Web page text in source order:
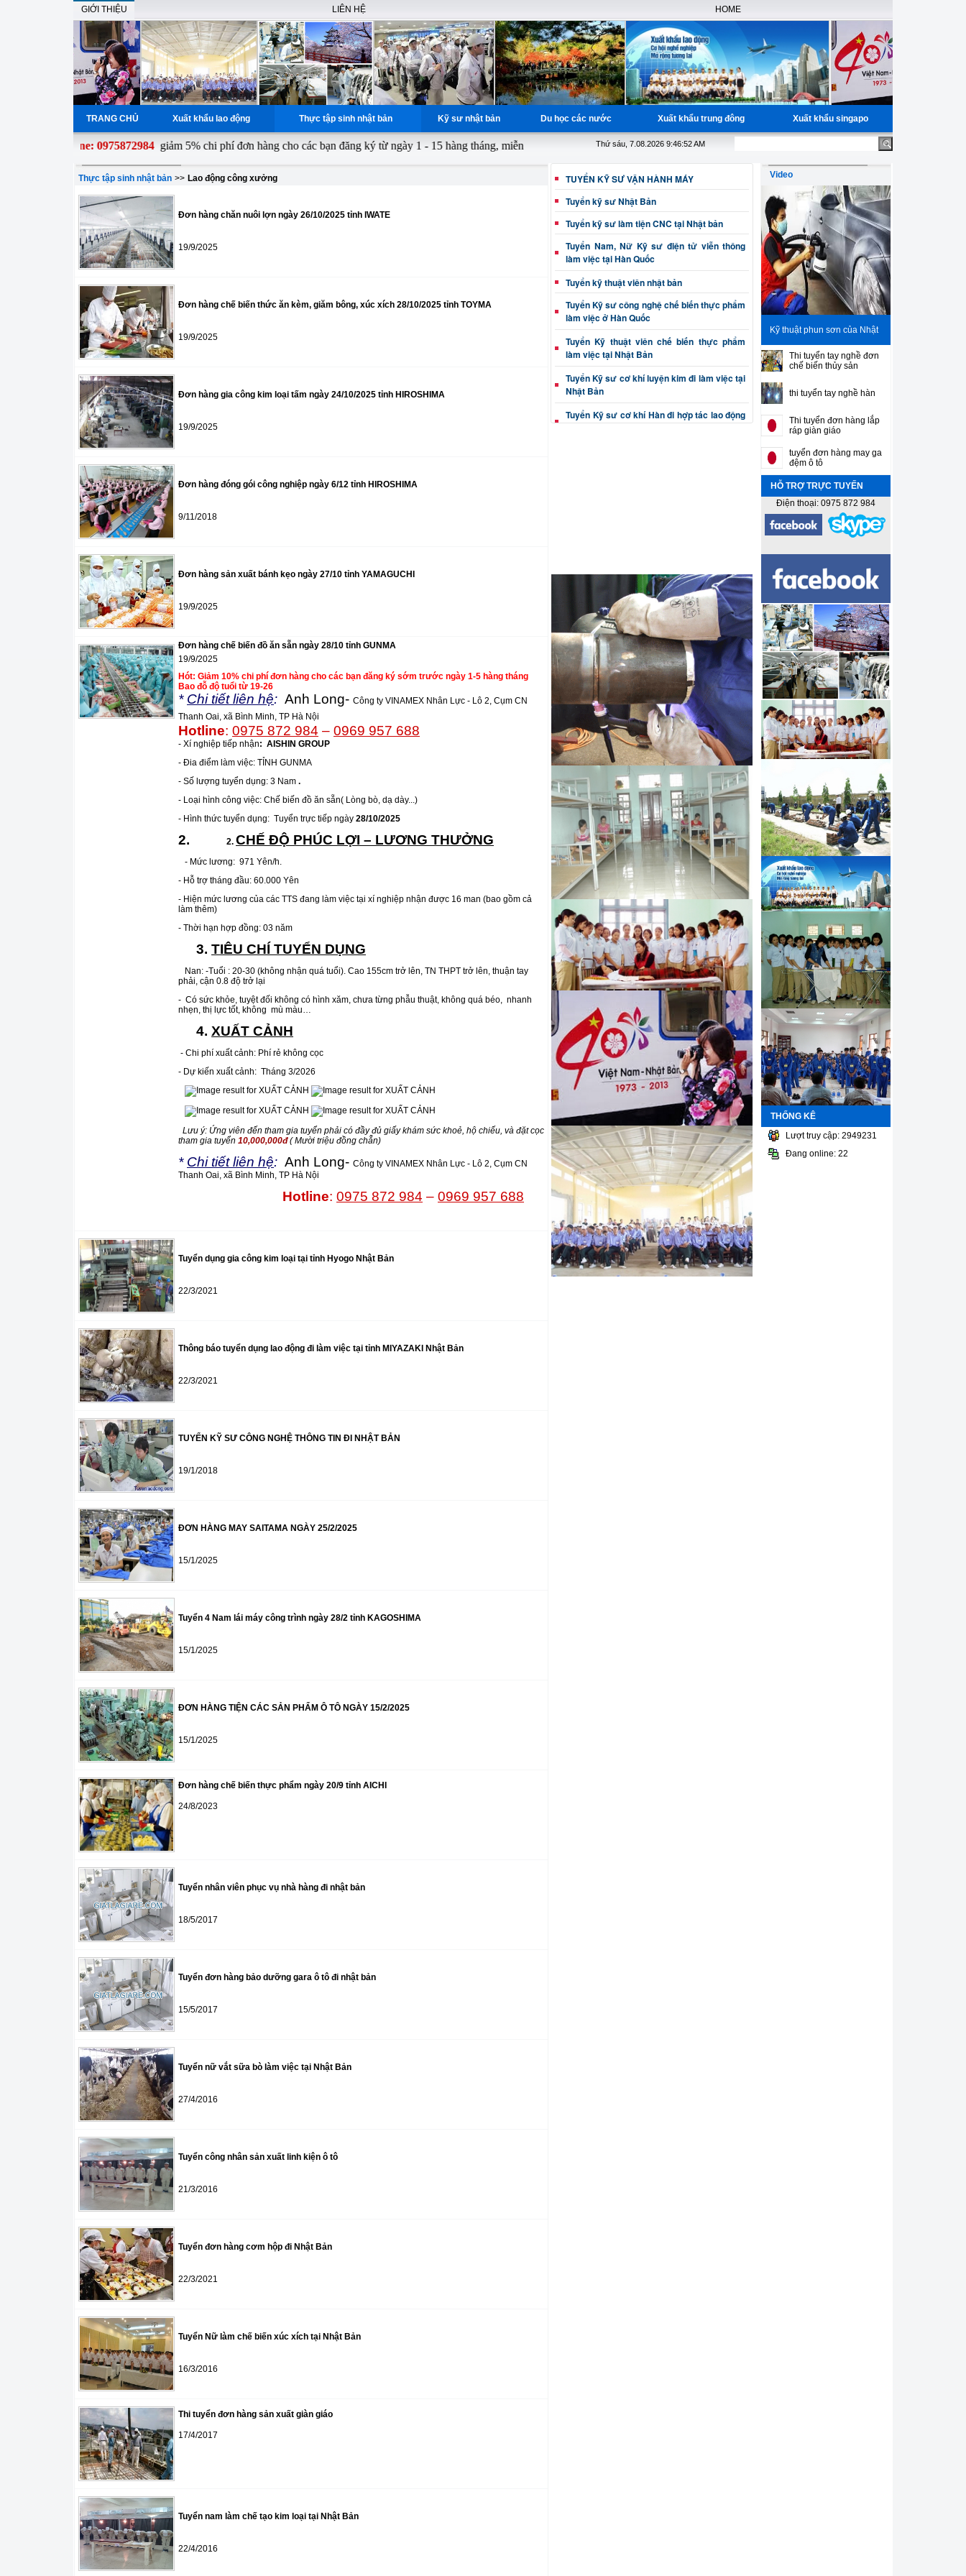
GIỚI THIỆU LIÊN HỆ HOME
TRANG CHỦ Xuất khẩu lao động Thực tập sinh nhật bản Kỹ sư nhật bản Du học các nước Xuất khẩu trung đông Xuất khẩu singapo
Hotline: 0975872984giảm 5% chi phí đơn hàng cho các bạn đăng ký từ ngày 1 - 15 hàng tháng, miễn phí học nguồn cho các bạn đã có đầy đủ giấy tờ, Bao trúng tuyển Nhật Bản trong độ tuổi từ 19-25
Thứ sáu, 7.08.2026 9:46:52 AM
Thực tập sinh nhật bản >> Lao động công xưởng
Đơn hàng chăn nuôi lợn ngày 26/10/2025 tỉnh IWATE
19/9/2025
Đơn hàng chế biến thức ăn kèm, giăm bông, xúc xích 28/10/2025 tỉnh TOYMA
19/9/2025
Đơn hàng gia công kim loại tấm ngày 24/10/2025 tỉnh HIROSHIMA
19/9/2025
Đơn hàng đóng gói công nghiệp ngày 6/12 tỉnh HIROSHIMA
9/11/2018
Đơn hàng sản xuất bánh kẹo ngày 27/10 tỉnh YAMAGUCHI
19/9/2025
Đơn hàng chế biến đồ ăn sẵn ngày 28/10 tỉnh GUNMA
19/9/2025
Hót: Giảm 10% chi phí đơn hàng cho các bạn đăng ký sớm trước ngày 1-5 hàng tháng
Bao đỗ độ tuổi từ 19-26
* Chi tiết liên hệ: Anh Long- Công ty VINAMEX Nhân Lực - Lô 2, Cụm CN
Thanh Oai, xã Bình Minh, TP Hà Nội
Hotline: 0975 872 984 – 0969 957 688
- Xí nghiệp tiếp nhận: AISHIN GROUP
- Đia điểm làm việc: TỈNH GUNMA
- Số lượng tuyển dụng: 3 Nam .
- Loại hình công việc: Chế biến đồ ăn sẵn( Lòng bò, dạ dày...)
- Hình thức tuyển dụng: Tuyển trực tiếp ngày 28/10/2025
2. 2. CHẾ ĐỘ PHÚC LỢI – LƯƠNG THƯỞNG
- Mức lương: 971 Yên/h.
- Hỗ trợ tháng đầu: 60.000 Yên
- Hiện mức lương của các TTS đang làm việc tại xí nghiệp nhận được 16 man (bao gồm cả
làm thêm)
- Thời hạn hợp đồng: 03 năm
3. TIÊU CHÍ TUYỂN DỤNG
Nan: -Tuổi : 20-30 (không nhận quá tuổi). Cao 155cm trở lên, TN THPT trở lên, thuận tay
phải, cận 0.8 độ trở lại
- Có sức khỏe, tuyệt đối không có hình xăm, chưa từng phẫu thuật, không quá béo, nhanh
nhẹn, thị lực tốt, không mù màu…
4. XUẤT CẢNH
- Chi phí xuất cảnh: Phí rẻ không cọc
- Dự kiến xuất cảnh: Tháng 3/2026
Lưu ý: Ứng viên đến tham gia tuyển phải có đầy đủ giấy khám sức khoẻ, hộ chiếu, và đặt cọc
tham gia tuyển 10,000,000đ( Mười triệu đồng chẵn)
* Chi tiết liên hệ: Anh Long- Công ty VINAMEX Nhân Lực - Lô 2, Cụm CN
Thanh Oai, xã Bình Minh, TP Hà Nội
Hotline: 0975 872 984 – 0969 957 688
Tuyển dụng gia công kim loại tại tỉnh Hyogo Nhật Bản
22/3/2021
Thông báo tuyển dụng lao động đi làm việc tại tỉnh MIYAZAKI Nhật Bản
22/3/2021
TUYỂN KỸ SƯ CÔNG NGHỆ THÔNG TIN ĐI NHẬT BẢN
19/1/2018
ĐƠN HÀNG MAY SAITAMA NGÀY 25/2/2025
15/1/2025
Tuyển 4 Nam lái máy công trình ngày 28/2 tỉnh KAGOSHIMA
15/1/2025
ĐƠN HÀNG TIỆN CÁC SẢN PHẨM Ô TÔ NGÀY 15/2/2025
15/1/2025
Đơn hàng chế biến thực phẩm ngày 20/9 tỉnh AICHI
24/8/2023
Tuyển nhân viên phục vụ nhà hàng đi nhật bản
18/5/2017
Tuyển đơn hàng bảo dưỡng gara ô tô đi nhật bản
15/5/2017
Tuyển nữ vắt sữa bò làm việc tại Nhật Bản
27/4/2016
Tuyển công nhân sản xuất linh kiện ô tô
21/3/2016
Tuyển đơn hàng cơm hộp đi Nhật Bản
22/3/2021
Tuyển Nữ làm chế biến xúc xích tại Nhật Bản
16/3/2016
Thi tuyển đơn hàng sản xuất giàn giáo
17/4/2017
Tuyển nam làm chế tạo kim loại tại Nhật Bản
22/4/2016
TUYỂN KỸ SƯ VẬN HÀNH MÁY
Tuyển kỹ sư Nhật Bản
Tuyển kỹ sư làm tiện CNC tại Nhật bản
Tuyển Nam, Nữ Kỹ sư điện tử viễn thông
làm việc tại Hàn Quốc
Tuyển kỹ thuật viên nhật bản
Tuyển Kỹ sư công nghệ chế biến thực phẩm
làm việc ở Hàn Quốc
Tuyển Kỹ thuật viên chế biến thực phẩm
làm việc tại Nhật Bản
Tuyển Kỹ sư cơ khí luyện kim đi làm việc tại
Nhật Bản
Tuyển Kỹ sư cơ khí Hàn đi hợp tác lao động
xác đi Nhật Bản
Tuyển Kỹ thuật viên thiết kế máy và khuôn
đúc đi Nhật Bản
Tuyển Kỹ sư cơ khí Sơn gò hàn tân trang ô
tô đi Nhật Bản
Tuyển Kỹ sư cơ khí điều khiển máy Hàn tự
động đi Nhật Bản
Kỹ thuật viên cơ khí công nghệ sửa chữa ô
tô đi Nhật Bản
Tuyển Thợ phun sơn đi làm kỹ thuật viên tại
Hàn Quốc
Tuyển Chuyên gia nghề Mạ đi Hàn Quốc
diện E7 Gold Card
Tuyển Kỹ sư cơ khí công nghệ Hàn đi làm
việc tại nước ngoài
Video
Kỹ thuật phun sơn của Nhật
Thi tuyển tay nghề đơn
chế biến thủy sản
thi tuyển tay nghề hàn
Thi tuyển đơn hàng lắp
ráp giàn giáo
tuyển đơn hàng may ga
đệm ô tô
HỖ TRỢ TRỰC TUYẾN
Điện thoại: 0975 872 984
THỐNG KÊ
Lượt truy cập: 2949231
Đang online: 22